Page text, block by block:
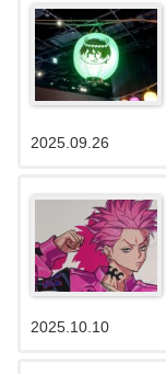
2025.09.26
2025.10.10